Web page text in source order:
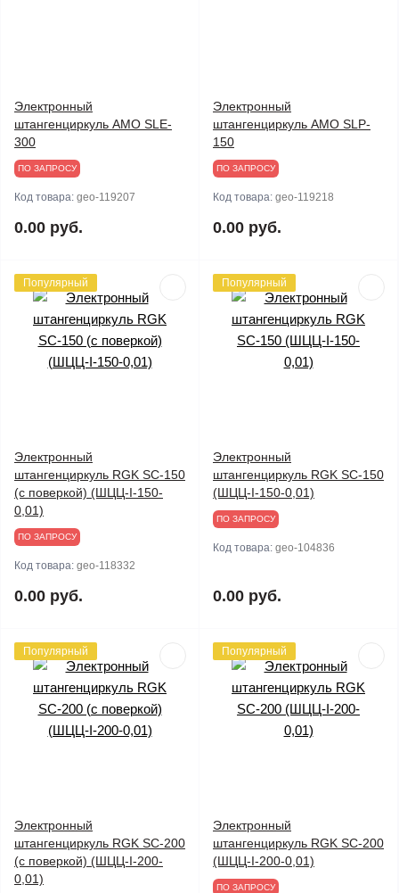
Электронный
штангенциркуль AMO SLE-
300
ПО ЗАПРОСУ
Код товара: geo-119207
0.00 руб.
Электронный
штангенциркуль AMO SLP-
150
ПО ЗАПРОСУ
Код товара: geo-119218
0.00 руб.
Популярный
Электронный
штангенциркуль RGK SC-150
(с поверкой) (ШЦЦ-I-150-
0,01)
ПО ЗАПРОСУ
Код товара: geo-118332
0.00 руб.
Популярный
Электронный
штангенциркуль RGK SC-150
(ШЦЦ-I-150-0,01)
ПО ЗАПРОСУ
Код товара: geo-104836
0.00 руб.
Популярный
Электронный
штангенциркуль RGK SC-200
(с поверкой) (ШЦЦ-I-200-
0,01)
Популярный
Электронный
штангенциркуль RGK SC-200
(ШЦЦ-I-200-0,01)
ПО ЗАПРОСУ